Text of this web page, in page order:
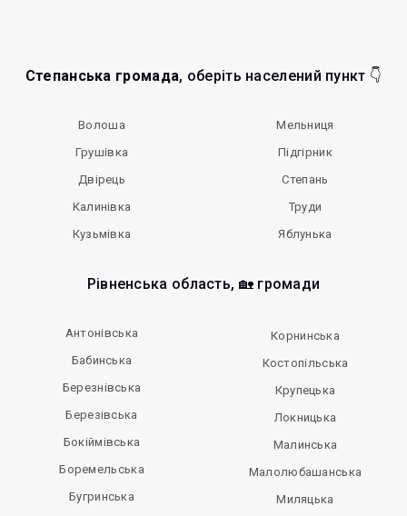
Степанська громада, оберіть населений пункт 👇
Волоша
Грушівка
Двірець
Калинівка
Кузьмівка
Мельниця
Підгірник
Степань
Труди
Яблунька
Рівненська область, 🏡 громади
Антонівська
Бабинська
Березнівська
Березівська
Бокіймівська
Боремельська
Бугринська
Корнинська
Костопільська
Крупецька
Локницька
Малинська
Малолюбашанська
Миляцька